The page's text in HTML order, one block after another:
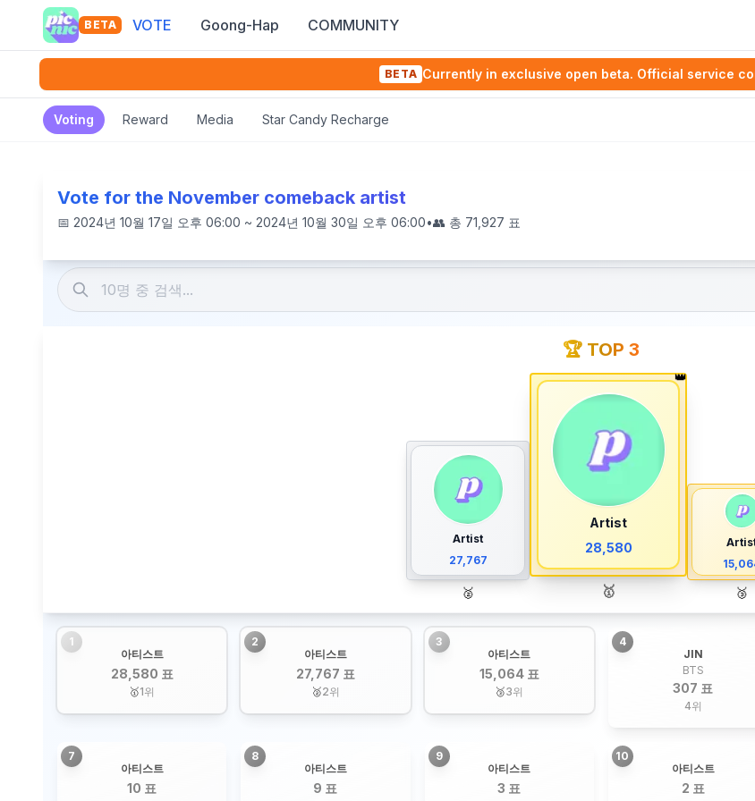
BETA VOTE Goong-Hap COMMUNITY
BETA Currently in exclusive open beta. Official service
Voting Reward Media Star Candy Recharge
Vote for the November comeback artist
📅 2024년 10월 17일 오후 06:00 ~ 2024년 10월 30일 오후 06:00•👥 총 71,927 표
🏆 TOP 3
Artist
27,767
🥈
👑
Artist
28,580
🥇 🥉
1
아티스트
28,580 표
🥇1위
2
아티스트
27,767 표
🥈2위
3
아티스트
15,064 표
🥉3위
4
JIN
BTS
307 표
4위
7
아티스트
10 표
8
아티스트
9 표
9
아티스트
3 표
10
아티스트
2 표